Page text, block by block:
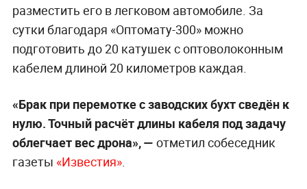
разместить его в легковом автомобиле. За
сутки благодаря «Оптомату-300» можно
подготовить до 20 катушек с оптоволоконным
кабелем длиной 20 километров каждая.
«Брак при перемотке с заводских бухт сведён к
нулю. Точный расчёт длины кабеля под задачу
облегчает вес дрона», — отметил собеседник
газеты «Известия».